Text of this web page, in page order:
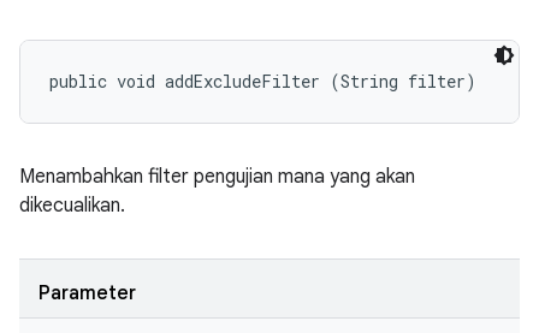
public void addExcludeFilter (String filter)
Menambahkan filter pengujian mana yang akan
dikecualikan.
Parameter